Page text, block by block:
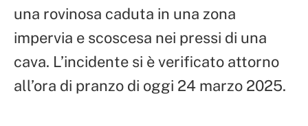
una rovinosa caduta in una zona
impervia e scoscesa nei pressi di una
cava. L’incidente si è verificato attorno
all’ora di pranzo di oggi 24 marzo 2025.